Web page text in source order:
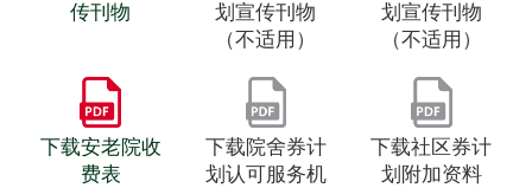
传刊物
划宣传刊物
（不适用）
划宣传刊物
（不适用）
下载安老院收
费表
下载院舍券计
划认可服务机
下载社区券计
划附加资料